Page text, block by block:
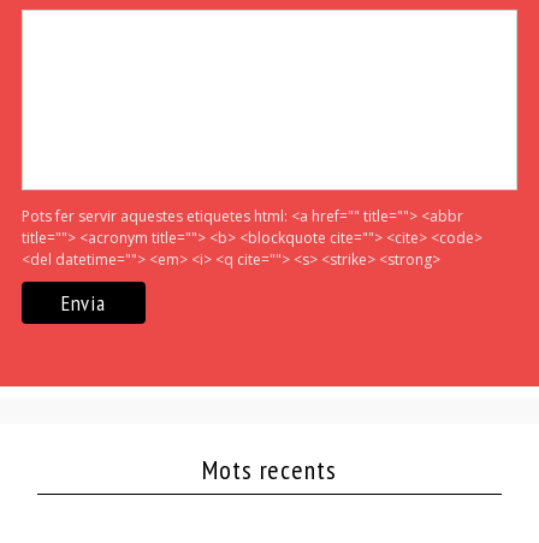
Pots fer servir aquestes etiquetes html: <a href="" title=""> <abbr
title=""> <acronym title=""> <b> <blockquote cite=""> <cite> <code>
<del datetime=""> <em> <i> <q cite=""> <s> <strike> <strong>
Mots recents